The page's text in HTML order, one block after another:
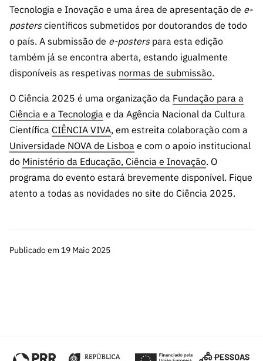
Tecnologia e Inovação e uma área de apresentação de e-
posterscientíficos submetidos por doutorandos de todo
o país. A submissão de e-posterspara esta edição
também já se encontra aberta, estando igualmente
disponíveis as respetivas normas de submissão.
O Ciência 2025 é uma organização da Fundação para a
Ciência e a Tecnologia e da Agência Nacional da Cultura
Científica CIÊNCIA VIVA, em estreita colaboração com a
Universidade NOVA de Lisboa e com o apoio institucional
do Ministério da Educação, Ciência e Inovação. O
programa do evento estará brevemente disponível. Fique
atento a todas as novidades no site do Ciência 2025.
Publicado em 19 Maio 2025